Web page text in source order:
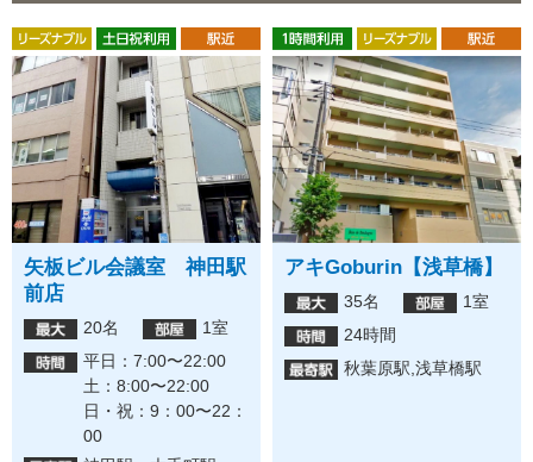
矢板ビル会議室 神田駅
前店
20名
1室
平日：7:00〜22:00
土：8:00〜22:00
日・祝：9：00〜22：
00
アキGoburin【浅草橋】
35名
1室
24時間
秋葉原駅,浅草橋駅